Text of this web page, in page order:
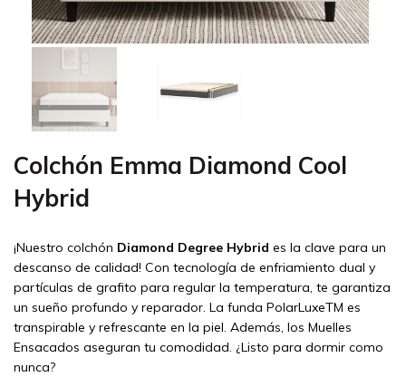
Colchón Emma Diamond Cool
Hybrid
¡Nuestro colchón Diamond Degree Hybrid es la clave para un
descanso de calidad! Con tecnología de enfriamiento dual y
partículas de grafito para regular la temperatura, te garantiza
un sueño profundo y reparador. La funda PolarLuxeTM es
transpirable y refrescante en la piel. Además, los Muelles
Ensacados aseguran tu comodidad. ¿Listo para dormir como
nunca?